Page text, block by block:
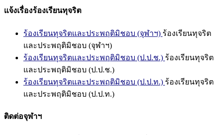
แจ้งเรื่องร้องเรียนทุจริต
ร้องเรียนทุจริตและประพฤติมิชอบ (จุฬาฯ) ร้องเรียนทุจริต
และประพฤติมิชอบ (จุฬาฯ)
ร้องเรียนทุจริตและประพฤติมิชอบ (ป.ป.ช.) ร้องเรียนทุจริต
และประพฤติมิชอบ (ป.ป.ช.)
ร้องเรียนทุจริตและประพฤติมิชอบ (ป.ป.ท.) ร้องเรียนทุจริต
และประพฤติมิชอบ (ป.ป.ท.)
ติดต่อจุฬาฯ